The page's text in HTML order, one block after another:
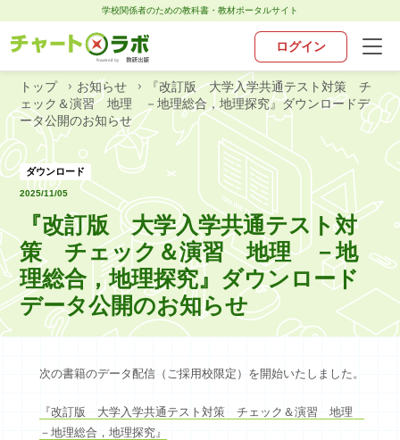
学校関係者のための教科書・教材ポータルサイト
トップ
チャート×ラボとは
教科別ポータル
デジタル・アプリ
ログイン
トップ お知らせ
『改訂版 大学入学共通テスト対策 チ
ェック＆演習 地理 －地理総合，地理探究』ダウンロードデ
ータ公開のお知らせ
ダウンロード
2025/11/05
『改訂版 大学入学共通テスト対
策 チェック＆演習 地理 －地
理総合，地理探究』ダウンロード
データ公開のお知らせ
次の書籍のデータ配信（ご採用校限定）を開始いたしました。
『改訂版 大学入学共通テスト対策 チェック＆演習 地理
－地理総合，地理探究』